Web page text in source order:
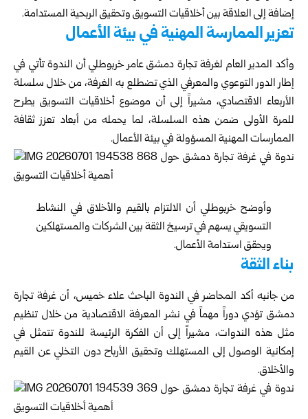
إضافة إلى العلاقة بين أخلاقيات التسويق وتحقيق الربحية المستدامة.
تعزير الممارسة المهنية في بيئة الأعمال
وأكد المدير العام لغرفة تجارة دمشق عامر خربوطلي أن الندوة تأتي في
إطار الدور التوعوي والمعرفي الذي تضطلع به الغرفة، من خلال سلسلة
الأربعاء الاقتصادي، مشيراً إلى أن موضوع أخلاقيات التسويق يطرح
للمرة الأولى ضمن هذه السلسلة، لما يحمله من أبعاد تعزز ثقافة
الممارسات المهنية المسؤولة في بيئة الأعمال.
وأوضح خربوطلي أن الالتزام بالقيم والأخلاق في النشاط
التسويقي يسهم في ترسيخ الثقة بين الشركات والمستهلكين
ويحقق استدامة الأعمال.
بناء الثقة
من جانبه أكد المحاضر في الندوة الباحث علاء خميس، أن غرفة تجارة
دمشق تؤدي دوراً مهماً في نشر المعرفة الاقتصادية من خلال تنظيم
مثل هذه الندوات، مشيراً إلى أن الفكرة الرئيسة للندوة تتمثل في
إمكانية الوصول إلى المستهلك وتحقيق الأرباح دون التخلي عن القيم
والأخلاق.